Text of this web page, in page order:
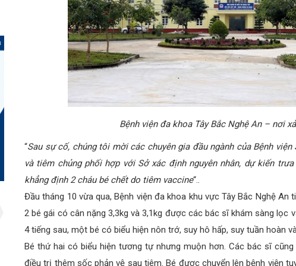
Bệnh viện đa khoa Tây Bắc Nghệ An – nơi
“Sau sự cố, chúng tôi mời các chuyên gia đầu ngành của Bệnh
và tiêm chủng phối hợp với Sở xác định nguyên nhân, dự kiến
khẳng định 2 cháu bé chết do tiêm vaccine“..
Đầu tháng 10 vừa qua, Bệnh viện đa khoa khu vực Tây Bắc Nghệ An
2 bé gái có cân nặng 3,3kg và 3,1kg được các bác sĩ khám sàng lọc
4 tiếng sau, một bé có biểu hiện nôn trớ, suy hô hấp, suy tuần hoàn
Bé thứ hai có biểu hiện tương tự nhưng muộn hơn. Các bác sĩ
điều trị thêm sốc phản vệ sau tiêm. Bé được chuyển lên bệnh viện